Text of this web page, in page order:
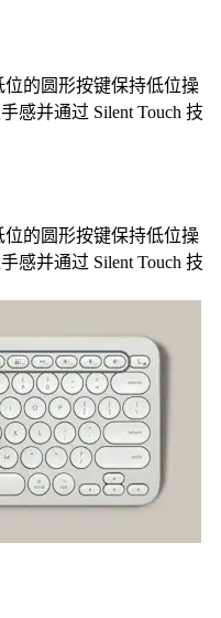
的圆形按键保持低位操
感并通过 Silent Touch 技
的圆形按键保持低位操
感并通过 Silent Touch 技